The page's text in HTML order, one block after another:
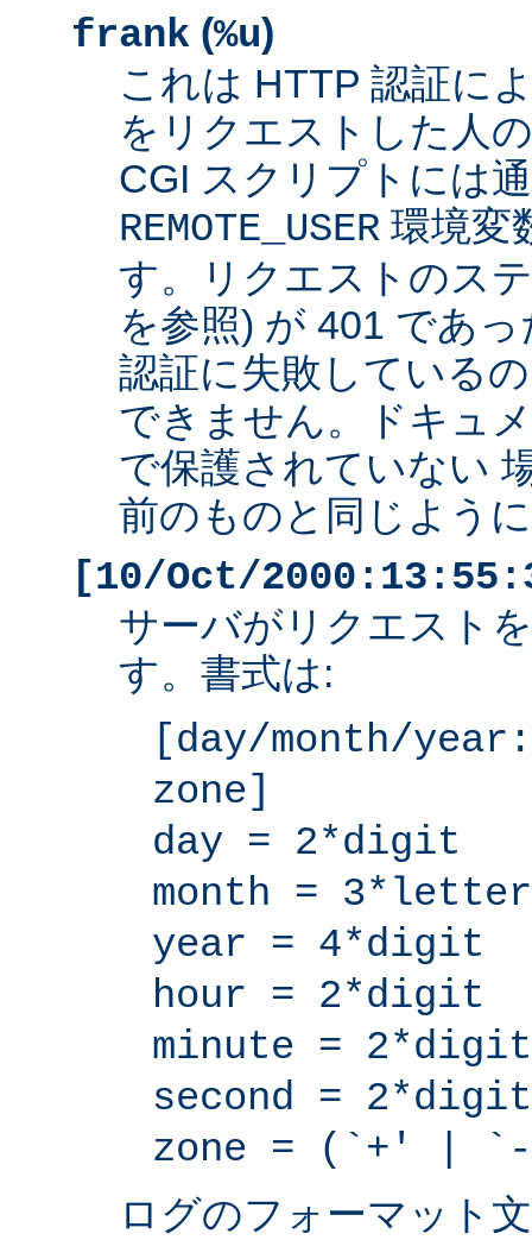
frank (%u)
これは HTTP 認証に
をリクエストした人
CGI スクリプトには
REMOTE_USER 環境変
す。リクエストのス
を参照) が 401 であ
認証に失敗している
できません。ドキュ
で保護されていない
前のものと同じよう
[10/Oct/
サーバがリクエスト
す。書式は:
[day/month/
zone]
day = 2*digit
month = 3*letter
year = 4*digit
hour = 2*digit
minute = 2*digit
second = 2*digit
zone = (`+' |
ログのフォーマット